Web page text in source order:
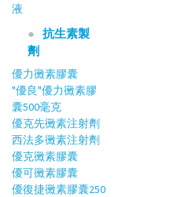
液
抗生素製
劑
優力黴素膠囊
"優良"優力黴素膠
囊500毫克
優克先黴素注射劑
西法多黴素注射劑
優克黴素膠囊
優可黴素膠囊
優復捷黴素膠囊250